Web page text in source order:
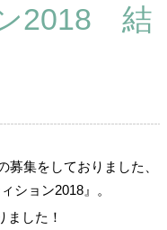
2018 結
集をしておりました、
ション2018』。
ました！